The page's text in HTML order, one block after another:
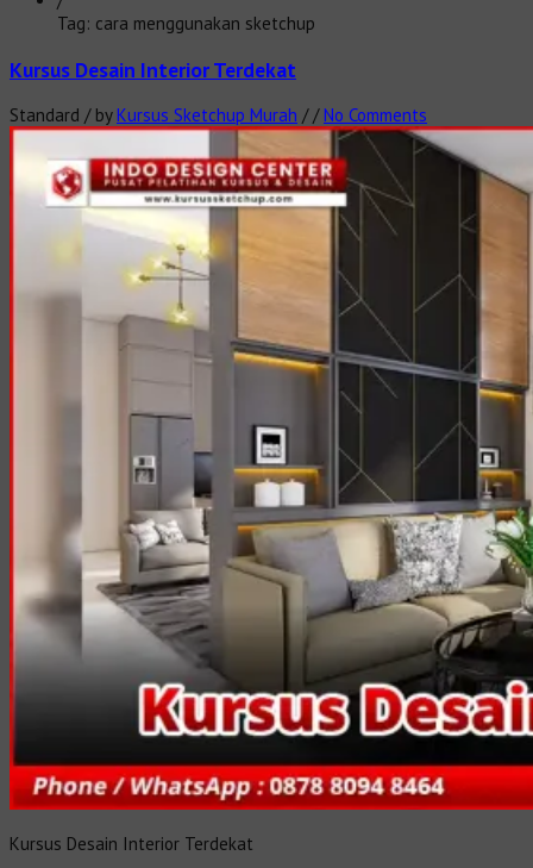
Tag: cara menggunakan sketchup
Kursus Desain Interior Terdekat
Standard / byKursus Sketchup Murah //No Comments
Kursus Desain Interior Terdekat